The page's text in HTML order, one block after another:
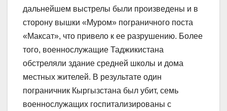
дальнейшем выстрелы были произведены и в
сторону вышки «Муром» пограничного поста
«Максат», что привело к ее разрушению. Более
того, военнослужащие Таджикистана
обстреляли здание средней школы и дома
местных жителей. В результате один
пограничник Кыргызстана был убит, семь
военнослужащих госпитализированы с